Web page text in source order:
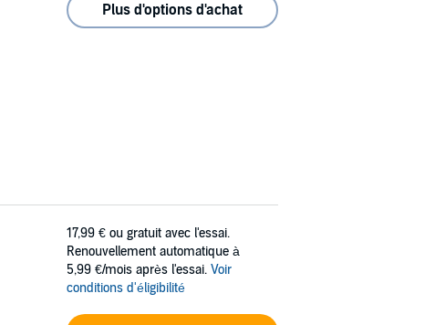
Plus d'options d'achat
17,99 € ou gratuit avec l'essai.
Renouvellement automatique à
5,99 €/mois après l'essai. Voir
conditions d'éligibilité